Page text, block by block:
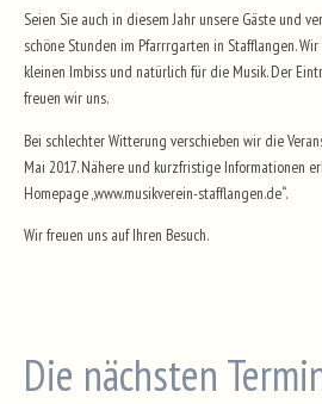
Seien Sie auch in diesem Jahr unsere Gäste und
schöne Stunden im Pfarrrgarten in Stafflangen.
kleinen Imbiss und natürlich für die Musik. Der
freuen wir uns.
Bei schlechter Witterung verschieben wir die
Mai 2017. Nähere und kurzfristige Informationen
Homepage „www.musikverein-stafflangen.de“.
Wir freuen uns auf Ihren Besuch.
Die nächsten